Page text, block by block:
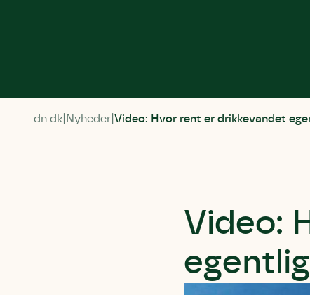
dn.dk Nyheder Video: Hvor rent er drikkevandet
Video: